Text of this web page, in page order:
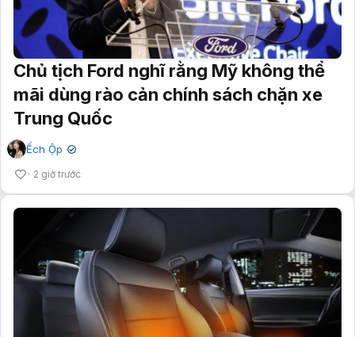
Chủ tịch Ford nghĩ rằng Mỹ không thể
mãi dùng rào cản chính sách chặn xe
Trung Quốc
Ếch Ộp ✔
2 giờ trước